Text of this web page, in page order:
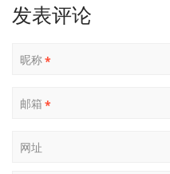
发表评论
昵称*
邮箱 *
网址